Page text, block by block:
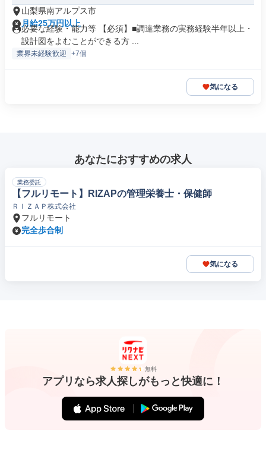
山梨県南アルプス市
月給25万円以上
必要な経験・能力等 【必須】■調達業務の実務経験半年以上・
設計図をよむことができる方 ...
業界未経験歓迎 +7個
気になる
あなたにおすすめの求人
業務委託
【フルリモート】RIZAPの管理栄養士・保健師
ＲＩＺＡＰ株式会社
フルリモート
完全歩合制
気になる
無料
アプリなら求人探しがもっと快適に！